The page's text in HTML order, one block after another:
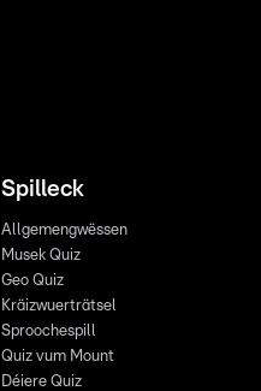
Spilleck
Allgemengwëssen
Musek Quiz
Geo Quiz
Kräizwuerträtsel
Sproochespill
Quiz vum Mount
Déiere Quiz